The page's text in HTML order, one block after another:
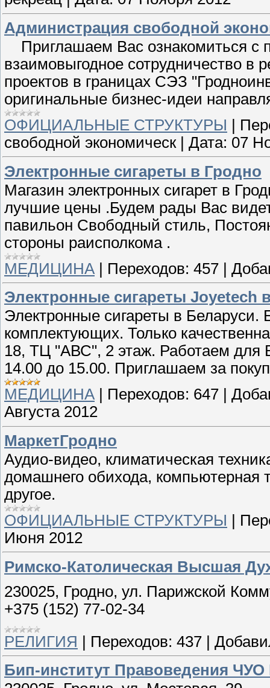
Администрация свободной
Приглашаем Вас ознакомиться с
взаимовыгодное сотрудничество в
проектов в границах СЭЗ
оригинальные бизнес-идеи
ОФИЦИАЛЬНЫЕ СТРУКТУРЫ
свободной экономическ
Дата: 07
Электронные сигареты в Гродно
Магазин электронных сигарет в
лучшие цены .Будем рады Вас
павильон Свободный стиль,
стороны раисполкома .
МЕДИЦИНА | Переходов: 457 |
Электронные сигареты Joyetech
Электронные сигареты в
комплектующих. Только
18, ТЦ "АВС", 2 этаж. Работаем для
14.00 до 15.00. Приглашаем за
МЕДИЦИНА
Переходов: 647
Августа 2012
МаркетГродно
Аудио-видео, климатическая
домашнего обихода, компьютерная
другое.
ОФИЦИАЛЬНЫЕ СТРУКТУРЫ
Июня 2012
Римско-Католическая Высшая
230025, Гродно, ул. Парижской
+375 (152) 77-02-34
РЕЛИГИЯ
Переходов: 437
Бип-институт Правоведения